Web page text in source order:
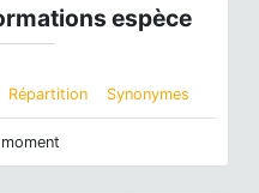
espèce
Répartition Synonymes